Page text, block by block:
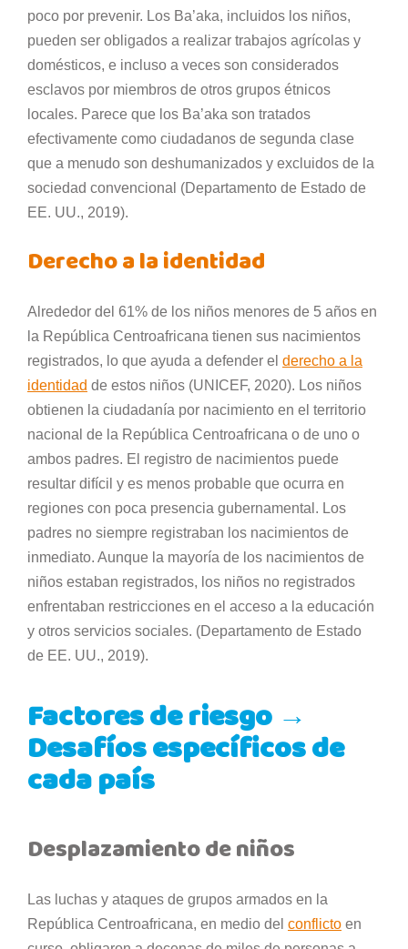
poco por prevenir. Los Ba’aka, incluidos los niños,
pueden ser obligados a realizar trabajos agrícolas y
domésticos, e incluso a veces son considerados
esclavos por miembros de otros grupos étnicos
locales. Parece que los Ba’aka son tratados
efectivamente como ciudadanos de segunda clase
que a menudo son deshumanizados y excluidos de la
sociedad convencional (Departamento de Estado de
EE. UU., 2019).
Derecho a la identidad
Alrededor del 61% de los niños menores de 5 años en
la República Centroafricana tienen sus nacimientos
registrados, lo que ayuda a defender el derecho a la
identidad de estos niños (UNICEF, 2020). Los niños
obtienen la ciudadanía por nacimiento en el territorio
nacional de la República Centroafricana o de uno o
ambos padres. El registro de nacimientos puede
resultar difícil y es menos probable que ocurra en
regiones con poca presencia gubernamental. Los
padres no siempre registraban los nacimientos de
inmediato. Aunque la mayoría de los nacimientos de
niños estaban registrados, los niños no registrados
enfrentaban restricciones en el acceso a la educación
y otros servicios sociales. (Departamento de Estado
de EE. UU., 2019).
Factores de riesgo →
Desafíos específicos de
cada país
Desplazamiento de niños
Las luchas y ataques de grupos armados en la
República Centroafricana, en medio del conflicto en